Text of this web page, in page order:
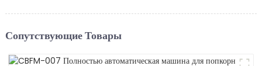
Сопутствующие Товары